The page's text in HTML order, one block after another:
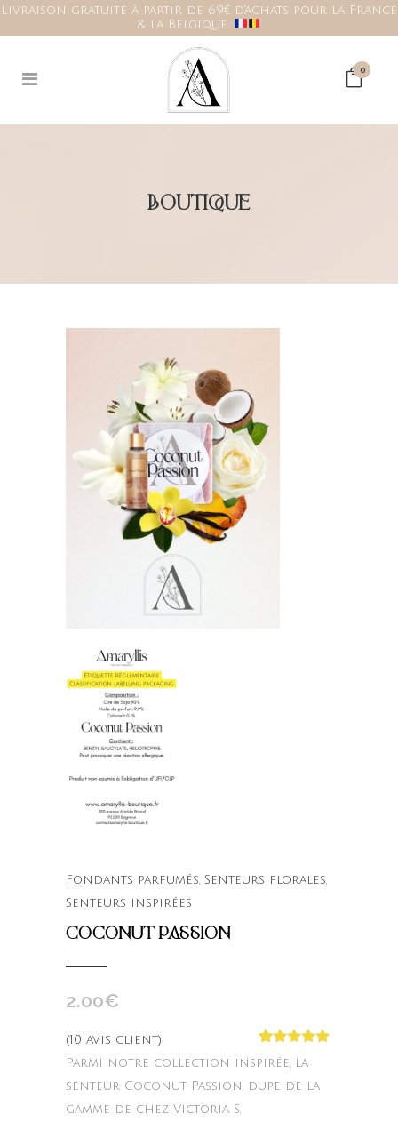
Livraison gratuite à partir de 69€ d'achats pour la France
& la Belgique.
0
BOUTIQUE
Fondants parfumés Senteurs florales
Senteurs inspirées
COCONUT PASSION
2.00€
Noté
sur 5
basé sur
(10 avis client)
Parmi notre collection inspirée, la
senteur Coconut Passion, dupe de la
gamme de chez Victoria S.